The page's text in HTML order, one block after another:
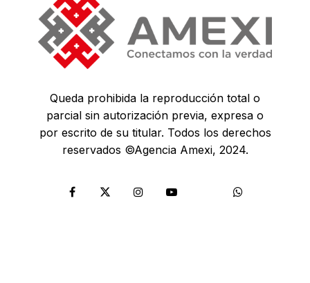
Queda prohibida la reproducción total o
parcial sin autorización previa, expresa o
por escrito de su titular. Todos los derechos
reservados ©Agencia Amexi, 2024.